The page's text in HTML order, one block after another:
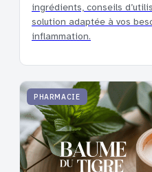
ingrédients, conseils
solution adaptée à vos
inflammation.
PHARMACIE